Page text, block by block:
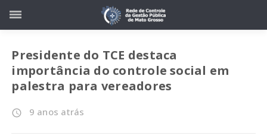
Presidente do TCE destaca
importância do controle social em
palestra para vereadores
access_time 9 anos atrás